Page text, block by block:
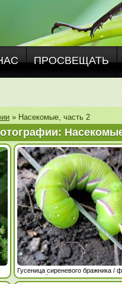
ПРОСВЕЩАТЬ
» Насекомые, часть 2
Гусеница сиреневого бражника /
Сошниной В.П.